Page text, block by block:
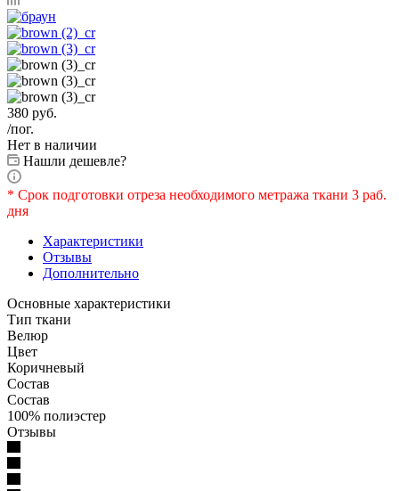
380 руб.
/пог.
Нет в наличии
Нашли дешевле?
* Срок подготовки отреза необходимого метража ткани 3 раб.
дня
Характеристики
Отзывы
Дополнительно
Основные характеристики
Тип ткани
Велюр
Цвет
Коричневый
Состав
Состав
100% полиэстер
Отзывы